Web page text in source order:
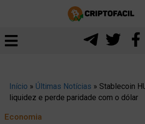
Início » Últimas Notícias » Stablecoin
liquidez e perde paridade com o dólar
Economia